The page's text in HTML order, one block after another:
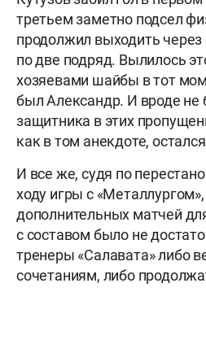
третьем заметно подсел
продолжил выходить через
по две подряд. Вылилось
хозяевами шайбы в тот
был Александр. И вроде
защитника в этих
как в том анекдоте,
И все же, судя по
ходу игры с
дополнительных матчей
с составом было не
тренеры «Салавата» либо
сочетаниям, либо